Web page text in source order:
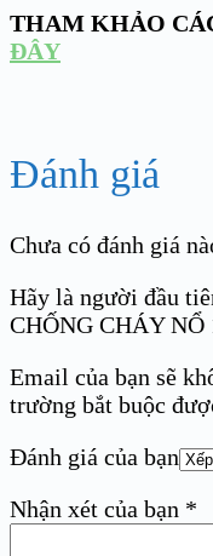
THAM KHẢO
ĐÂY
Đánh giá
Chưa có đánh giá
Hãy là người đầu
CHỐNG CHÁY
Email của bạn sẽ
trường bắt buộc
Đánh giá của bạn
Nhận xét của bạn *